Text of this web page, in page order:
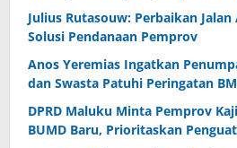
Julius Rutasouw: Perbaikan
Solusi Pendanaan Pemprov
Anos Yeremias Ingatkan
dan Swasta Patuhi Peringatan
DPRD Maluku Minta Pemprov
BUMD Baru, Prioritaskan